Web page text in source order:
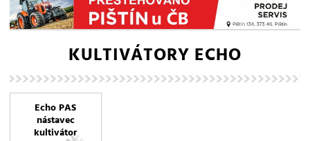
KULTIVÁTORY ECHO
Echo PAS
nástavec
kultivátor